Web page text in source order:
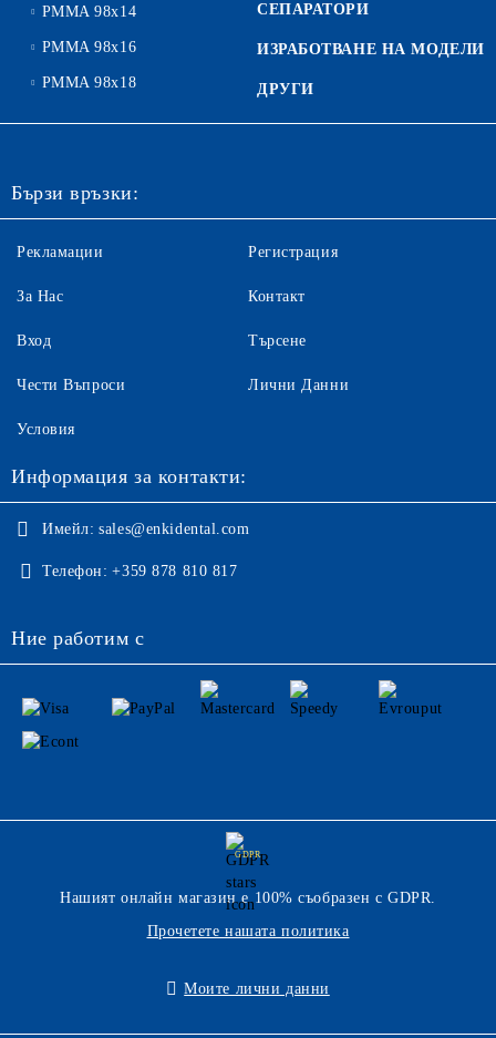
PMMA 98x14
PMMA 98x16
PMMA 98x18
СЕПАРАТОРИ
ИЗРАБОТВАНЕ НА МОДЕЛИ
ДРУГИ
Бързи връзки:
Рекламации
За Нас
Вход
Чести Въпроси
Регистрация
Контакт
Търсене
Лични Данни
Условия
Информация за контакти:
Имейл: sales@enkidental.com
Телефон: +359 878 810 817
Ние работим с
GDPR
Нашият онлайн магазин е 100% съобразен с GDPR.
Прочетете нашата политика
Моите лични данни